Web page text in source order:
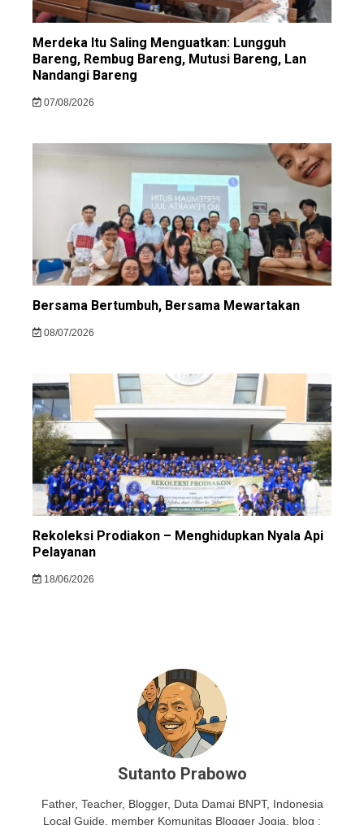
Merdeka Itu Saling Menguatkan: Lungguh
Bareng, Rembug Bareng, Mutusi Bareng, Lan
Nandangi Bareng
07/08/2026
Bersama Bertumbuh, Bersama Mewartakan
08/07/2026
Rekoleksi Prodiakon – Menghidupkan Nyala Api
Pelayanan
18/06/2026
Sutanto Prabowo
Father, Teacher, Blogger, Duta Damai BNPT, Indonesia
Local Guide, member Komunitas Blogger Jogja, blog :